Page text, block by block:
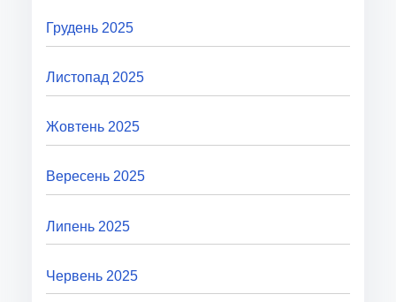
Грудень 2025
Листопад 2025
Жовтень 2025
Вересень 2025
Липень 2025
Червень 2025